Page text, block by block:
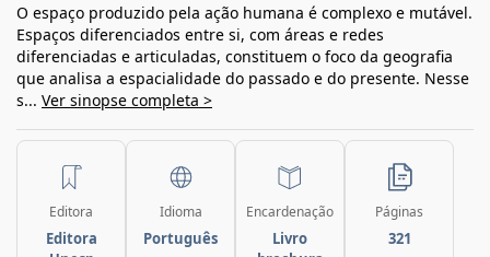
O espaço produzido pela ação humana é complexo e mutável.
Espaços diferenciados entre si, com áreas e redes
diferenciadas e articuladas, constituem o foco da geografia
que analisa a espacialidade do passado e do presente. Nesse
s... Ver sinopse completa >
Editora
Editora
Idioma
Português
Encardenação
Livro
Páginas
321